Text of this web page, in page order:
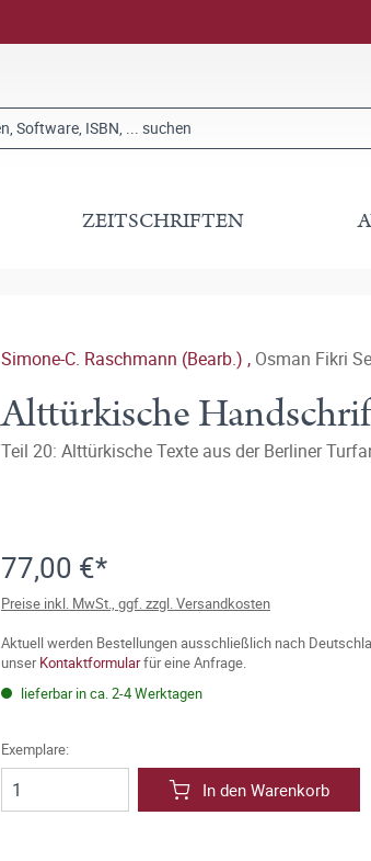
ZEITSCHRIFTEN
Simone-C. Raschmann (Bearb.) , Osman Fikri
Alttürkische
Teil 20: Alttürkische Texte aus der Berliner
77,00 €*
Preise inkl. MwSt., ggf. zzgl. Versandkosten
Aktuell werden Bestellungen ausschließlich nach
unserKontaktformularfür eine Anfrage.
lieferbar in ca. 2-4 Werktagen
Exemplare:
In den Warenkorb